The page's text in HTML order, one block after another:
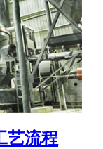
艺流程